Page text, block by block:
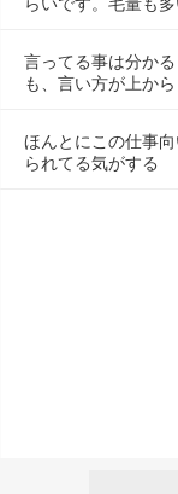
言ってる事は分か
も、言い方が上か
ほんとにこの仕事
られてる気がする